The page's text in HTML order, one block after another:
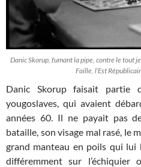
Danic Skorup, fumant la pipe, contre le tout
Faille, l’Est
Danic Skorup faisait partie
yougoslaves, qui avaient
années 60. Il ne payait pas
bataille, son visage mal rasé, le
grand manteau en poils qui
différemment sur